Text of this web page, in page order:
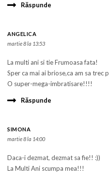
Răspunde
ANGELICA
martie 8 la 13:53
La multi ani si tie Frumoasa fata!
Sper ca mai ai briose,ca am sa trec
O super-mega-imbratisare!!!!
Răspunde
SIMONA
martie 8 la 14:00
Daca-i dezmat, dezmat sa fie!! :))
La Multi Ani scumpa mea!!!